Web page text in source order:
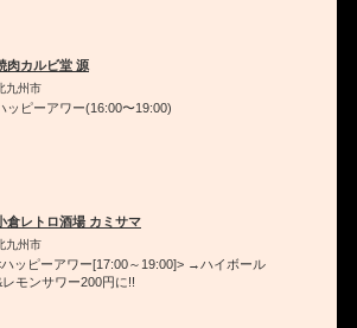
肉カルビ堂 源
九州市
ッピーアワー(16:00〜19:00)
倉レトロ酒場 カミサマ
九州市
ッピーアワー[17:00～19:00]> →ハイボール
レモンサワー200円に!!